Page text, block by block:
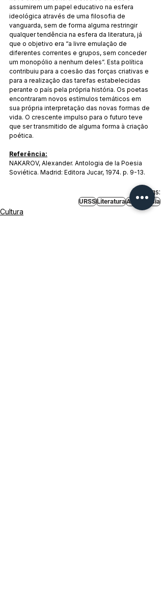
assumirem um papel educativo na esfera
ideológica através de uma filosofia de
vanguarda, sem de forma alguma restringir
qualquer tendência na esfera da literatura, já
que o objetivo era “a livre emulação de
diferentes correntes e grupos, sem conceder
um monopólio a nenhum deles”. Esta política
contribuiu para a coesão das forças criativas e
para a realização das tarefas estabelecidas
perante o país pela própria história. Os poetas
encontraram novos estímulos temáticos em
sua própria interpretação das novas formas de
vida. O crescente impulso para o futuro teve
que ser transmitido de alguma forma à criação
poética.
Referência:
NAKAROV, Alexander. Antologia de la Poesia
Soviética. Madrid: Editora Jucar, 1974. p. 9-13.
Tags:
URSSLiteraturaArte Poesia
Cultura